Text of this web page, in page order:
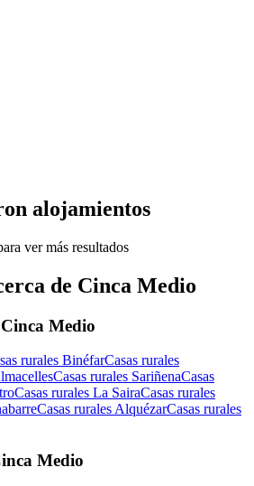
alojamientos
ver más resultados
de Cinca Medio
Medio
rurales BinéfarCasas rurales
Casas rurales SariñenaCasas
Casas rurales La SairaCasas rurales
Casas rurales AlquézarCasas rurales
Medio